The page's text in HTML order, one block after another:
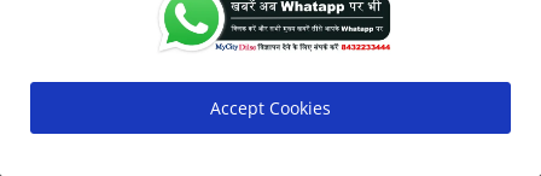
Accept Cookies